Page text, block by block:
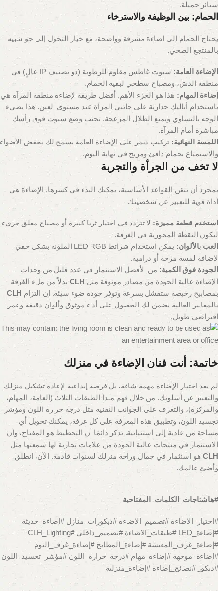
ستائر جميلة.
الحمام: بين الوظيفة والاسترخاء
يحتاج الحمام إلى إضاءة مشرقة وواضحة، مع خيار التحول إلى جو شبيه
بالمنتجع الصحي.
الإضاءة العامة:
سبوت غاطس مقاوم للرطوبة (ذو تصنيف IP عالٍ) في
منطقة الدش، ومصباح سطحي لبقية الحمام.
إضاءة المهام: هذا هو الجزء الأهم. أفضل طريقة لإضاءة منطقة المرآة هي
باستخدام أباليك جدارية على جانبي المرآة عند مستوى العين. هذا يضيء
الوجه بالتساوي ويمنع الظلال المزعجة. تجنب وضع سبوت فوق رأسك
مباشرة أمام المرآة.
اللمسة النهائية: تركيب ديمر على الإضاءة العامة يسمح لك بخفض الأضواء
والاستمتاع بحمام دافئ ومريح في نهاية اليوم.
لا تخف من الجرأة والتجربة
بمجرد أن تتقن القواعد الأساسية، يمكنك البدء في كسرها. الإضاءة هي
أداة قوية للتعبير عن شخصيتك.
استخدم قطعة مميزة: لا تتردد في اختيار ثريا كبيرة أو مصباح معلق جريء
ليكون النقطة المحورية في الغرفة.
العب بالألوان:
يمكن استخدام شرائط LED RGB الملونة بشكل خفي
لإضافة لمسة مرحة أو درامية.
الجودة فوق الكمية: من الأفضل الاستثمار في عدد قليل من وحدات
الإضاءة عالية الجودة من مصادر موثوقة مثل CLHبدلاً من ملء الغرفة
بمصابيح رخيصة ستفشل بسرعة وتوفر جودة ضوء سيئة. إن التزام CLH
بالمعايير العالية يضمن لك الحصول على أداء موثوق وألوان دقيقة وعمر
افتراضي طويل.
خاتمة: أنت فنان الإضاءة في منزلك
لم يعد اختيار الإضاءة مهمة شاقة، بل فرصة إبداعية لإعادة تشكيل منزلك
والتعبير عن أسلوبك. من خلال فهم مبدأ الطبقات الثلاث (العامة، المهام،
والمركزة)، والتعرف على الجوانب التقنية مثل درجة حرارة اللون ومؤشر
تجسيد اللون، وتطبيق هذه المعرفة على كل غرفة، يمكنك تحويل أي
مساحة من عادية إلى استثنائية. تذكر دائمًا أن التخطيط هو المفتاح، وأن
الاستثمار في منتجات عالية الجودة من علامات تجارية لها سمعتها مثل
CLHهو استثمار في جمال وراحة منزلك لسنوات قادمة. الآن، انطلق
وأضئ عالمك.
#هاشتاجات_الكلمات_المفتاحية
#اختيار_الاضاءة #تصميم_الاضاءة #ديكورات_منازل #إضاءة_حديثة
#إضاءة_LED #طبقات_الاضاءة #تصميم_داخلي #CLH_Lighting
#إضاءة_غرف_المعيشة #إضاءة_المطابخ #إضاءة_غرف_النوم
#إضاءة_موجهة #إضاءة_مهام #درجة_حرارة_اللون #مؤشر_تجسيد_اللون
#ديكور #نصائح_إضاءة #إضاءة_منزلية